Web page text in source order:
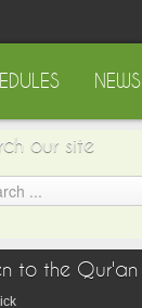
NEWS
our site
to the Qur'an